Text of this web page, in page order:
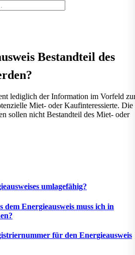
Bestandteil des
lediglich der Information im Vorfeld
Miet- oder Kaufinteressierte. Die
sollen nicht Bestandteil des Miet- oder
umlagefähig?
dem Energieausweis muss ich in
für den Energieausweis